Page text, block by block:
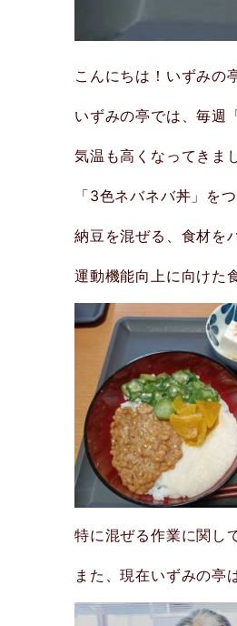
こんにちは！いずみの
いずみの亭では、毎週
気温も高くなってきま
「3色ネバネバ丼」を
納豆を混ぜる、食材を
運動機能向上に向けた
特に混ぜる作業に関し
また、現在いずみの亭